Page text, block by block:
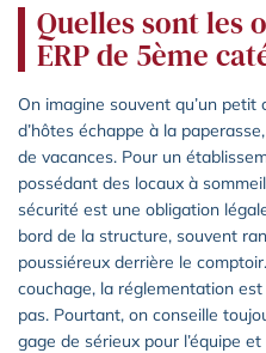
Quelles sont les
ERP de 5ème
On imagine souvent qu’un
d’hôtes échappe à la
de vacances. Pour un
possédant des locaux à
sécurité est une obligation
bord de la structure, souvent
poussiéreux derrière le
couchage, la réglementation
pas. Pourtant, on conseille
gage de sérieux pour l’équipe